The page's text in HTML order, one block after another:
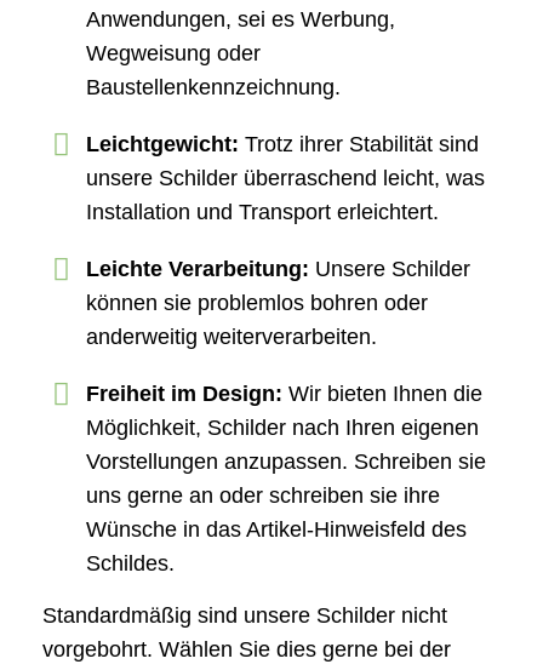
Anwendungen, sei es Werbung,
Wegweisung oder
Baustellenkennzeichnung.
Leichtgewicht:Trotz ihrer Stabilität sind
unsere Schilder überraschend leicht, was
Installation und Transport erleichtert.
Leichte Verarbeitung: Unsere Schilder
können sie problemlos bohren oder
anderweitig weiterverarbeiten.
Freiheit im Design:Wir bieten Ihnen die
Möglichkeit, Schilder nach Ihren eigenen
Vorstellungen anzupassen. Schreiben sie
uns gerne an oder schreiben sie ihre
Wünsche in das Artikel-Hinweisfeld des
Schildes.
Standardmäßig sind unsere Schilder nicht
vorgebohrt. Wählen Sie dies gerne bei der